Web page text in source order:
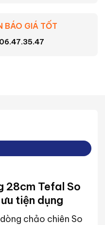
BÁO GIÁ TỐT
28cm Tefal So
tiện dụng
chảo chiên So